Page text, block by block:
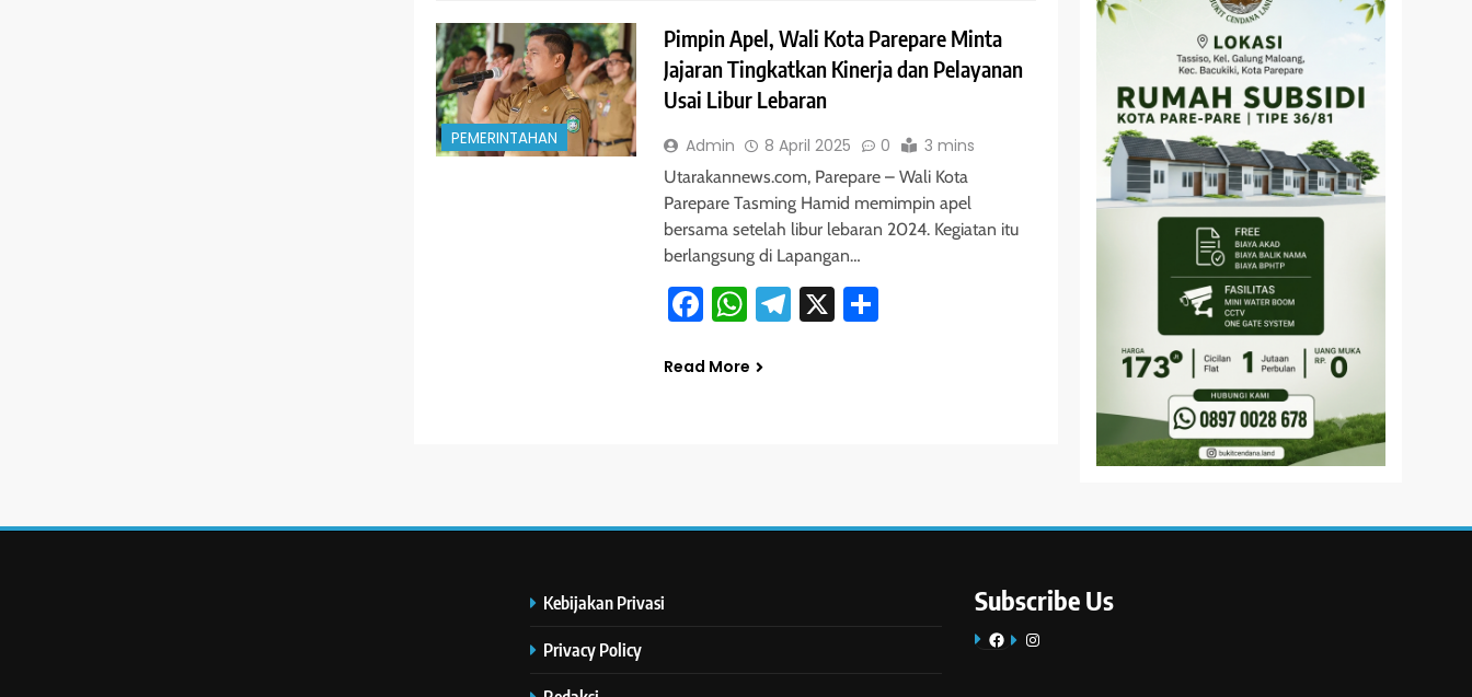
PEMERINTAHAN
Pimpin Apel, Wali Kota Parepare Minta
Jajaran Tingkatkan Kinerja dan Pelayanan
Usai Libur Lebaran
Admin 8 April 2025 0 3 mins
Utarakannews.com, Parepare – Wali Kota
Parepare Tasming Hamid memimpin apel
bersama setelah libur lebaran 2024. Kegiatan itu
berlangsung di Lapangan…
Facebook
WhatsApp
Telegram
X Share
Read More
Kebijakan Privasi
Privacy Policy
Subscribe Us
FacebookInstagram